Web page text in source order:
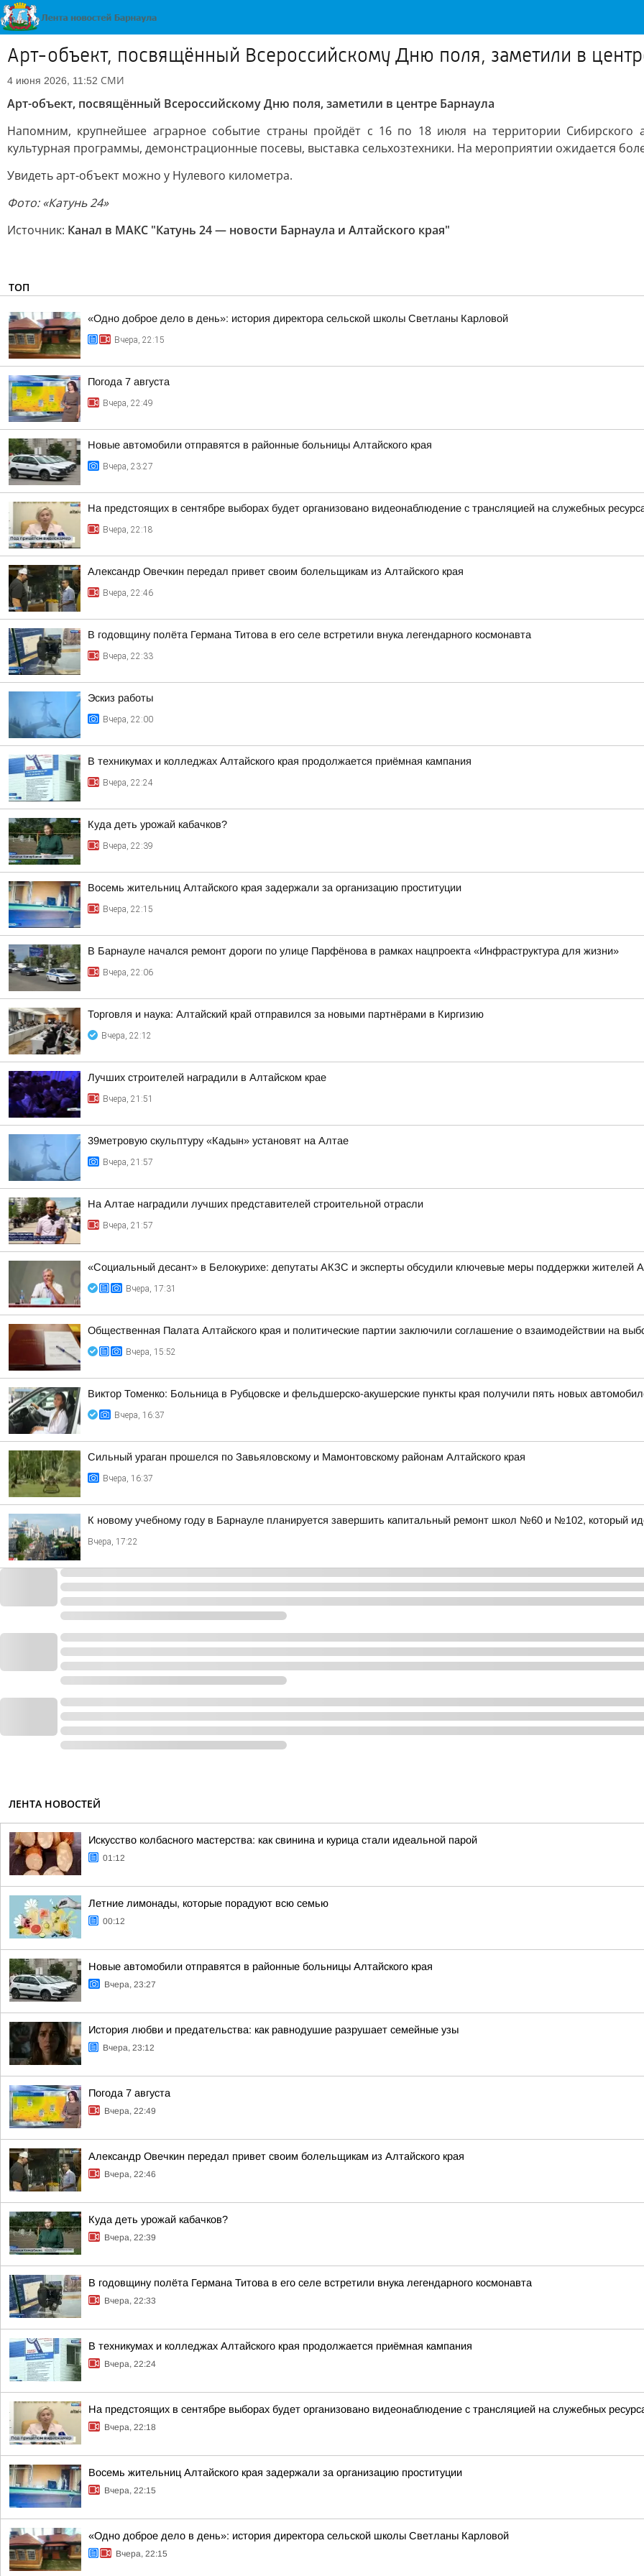
Арт-объект, посвящённый Всероссийскому Дню поля, заметили в
4 июня 2026, 11:52 СМИ
Арт-объект, посвящённый Всероссийскому Дню поля, заметили в центре Барнаула
Напомним, крупнейшее аграрное событие страны пройдёт с 16 по 18 июля на территории Сибирского
культурная программы, демонстрационные посевы, выставка сельхозтехники. На мероприятии ожидается
Увидеть арт-объект можно у Нулевого километра.
Фото: «Катунь 24»
Источник: Канал в МАКС "Катунь 24 — новости Барнаула и Алтайского края"
ТОП
«Одно доброе дело в день»: история директора сельской школы Светланы Карловой
Вчера, 22:15
Погода 7 августа
Вчера, 22:49
Новые автомобили отправятся в районные больницы Алтайского края
Вчера, 23:27
На предстоящих в сентябре выборах будет организовано видеонаблюдение с трансляцией на служебных
Вчера, 22:18
Александр Овечкин передал привет своим болельщикам из Алтайского края
Вчера, 22:46
В годовщину полёта Германа Титова в его селе встретили внука легендарного космонавта
Вчера, 22:33
Эскиз работы
Вчера, 22:00
В техникумах и колледжах Алтайского края продолжается приёмная кампания
Вчера, 22:24
Куда деть урожай кабачков?
Вчера, 22:39
Восемь жительниц Алтайского края задержали за организацию проституции
Вчера, 22:15
В Барнауле начался ремонт дороги по улице Парфёнова в рамках нацпроекта «Инфраструктура для жизни»
Вчера, 22:06
Торговля и наука: Алтайский край отправился за новыми партнёрами в Киргизию
Вчера, 22:12
Лучших строителей наградили в Алтайском крае
Вчера, 21:51
39метровую скульптуру «Кадын» установят на Алтае
Вчера, 21:57
На Алтае наградили лучших представителей строительной отрасли
Вчера, 21:57
«Социальный десант» в Белокурихе: депутаты АКЗС и эксперты обсудили ключевые меры поддержки жителей
Вчера, 17:31
Общественная Палата Алтайского края и политические партии заключили соглашение о взаимодействии на
Вчера, 15:52
Виктор Томенко: Больница в Рубцовске и фельдшерско-акушерские пункты края получили пять новых
Вчера, 16:37
Сильный ураган прошелся по Завьяловскому и Мамонтовскому районам Алтайского края
Вчера, 16:37
К новому учебному году в Барнауле планируется завершить капитальный ремонт школ №60 и №102, который
Вчера, 17:22
ЛЕНТА НОВОСТЕЙ
Искусство колбасного мастерства: как свинина и курица стали идеальной парой
01:12
Летние лимонады, которые порадуют всю семью
00:12
Новые автомобили отправятся в районные больницы Алтайского края
Вчера, 23:27
История любви и предательства: как равнодушие разрушает семейные узы
Вчера, 23:12
Погода 7 августа
Вчера, 22:49
Александр Овечкин передал привет своим болельщикам из Алтайского края
Вчера, 22:46
Куда деть урожай кабачков?
Вчера, 22:39
В годовщину полёта Германа Титова в его селе встретили внука легендарного космонавта
Вчера, 22:33
В техникумах и колледжах Алтайского края продолжается приёмная кампания
Вчера, 22:24
На предстоящих в сентябре выборах будет организовано видеонаблюдение с трансляцией на служебных
Вчера, 22:18
Восемь жительниц Алтайского края задержали за организацию проституции
Вчера, 22:15
«Одно доброе дело в день»: история директора сельской школы Светланы Карловой
Вчера, 22:15